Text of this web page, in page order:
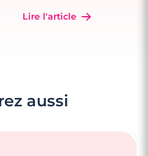
Lire l'article
aussi